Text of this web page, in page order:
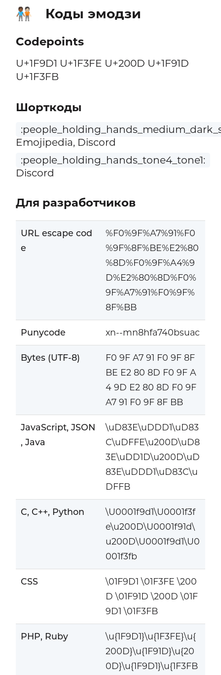
🧑🏾‍🤝‍🧑🏻 Коды эмодзи
Codepoints
U+1F9D1 U+1F3FE U+200D U+1F91D
U+1F3FB
Шорткоды
Emojipedia, Discord
:people_holding_hands_tone4_tone1:
Discord
Для разработчиков
URL escape cod
e
%F0%9F%A7%91%F0
%9F%8F%BE%E2%80
%8D%F0%9F%A4%9
D%E2%80%8D%F0%
9F%A7%91%F0%9F%
8F%BB
Punycode xn--mn8hfa740bsuac
Bytes (UTF-8)
F0 9F A7 91 F0 9F 8F
BE E2 80 8D F0 9F A
4 9D E2 80 8D F0 9F
A7 91 F0 9F 8F BB
JavaScript, JSON
, Java
\uD83E\uDDD1\uD83
C\uDFFE\u200D\uD8
3E\uDD1D\u200D\uD
83E\uDDD1\uD83C\u
DFFB
C, C++, Python
\U0001f9d1\U0001f3f
e\u200D\U0001f91d\
u200D\U0001f9d1\U0
001f3fb
CSS
\01F9D1 \01F3FE \200
D \01F91D \200D \01F
9D1 \01F3FB
PHP, Ruby
\u{1F9D1}\u{1F3FE}\u{
200D}\u{1F91D}\u{20
0D}\u{1F9D1}\u{1F3FB